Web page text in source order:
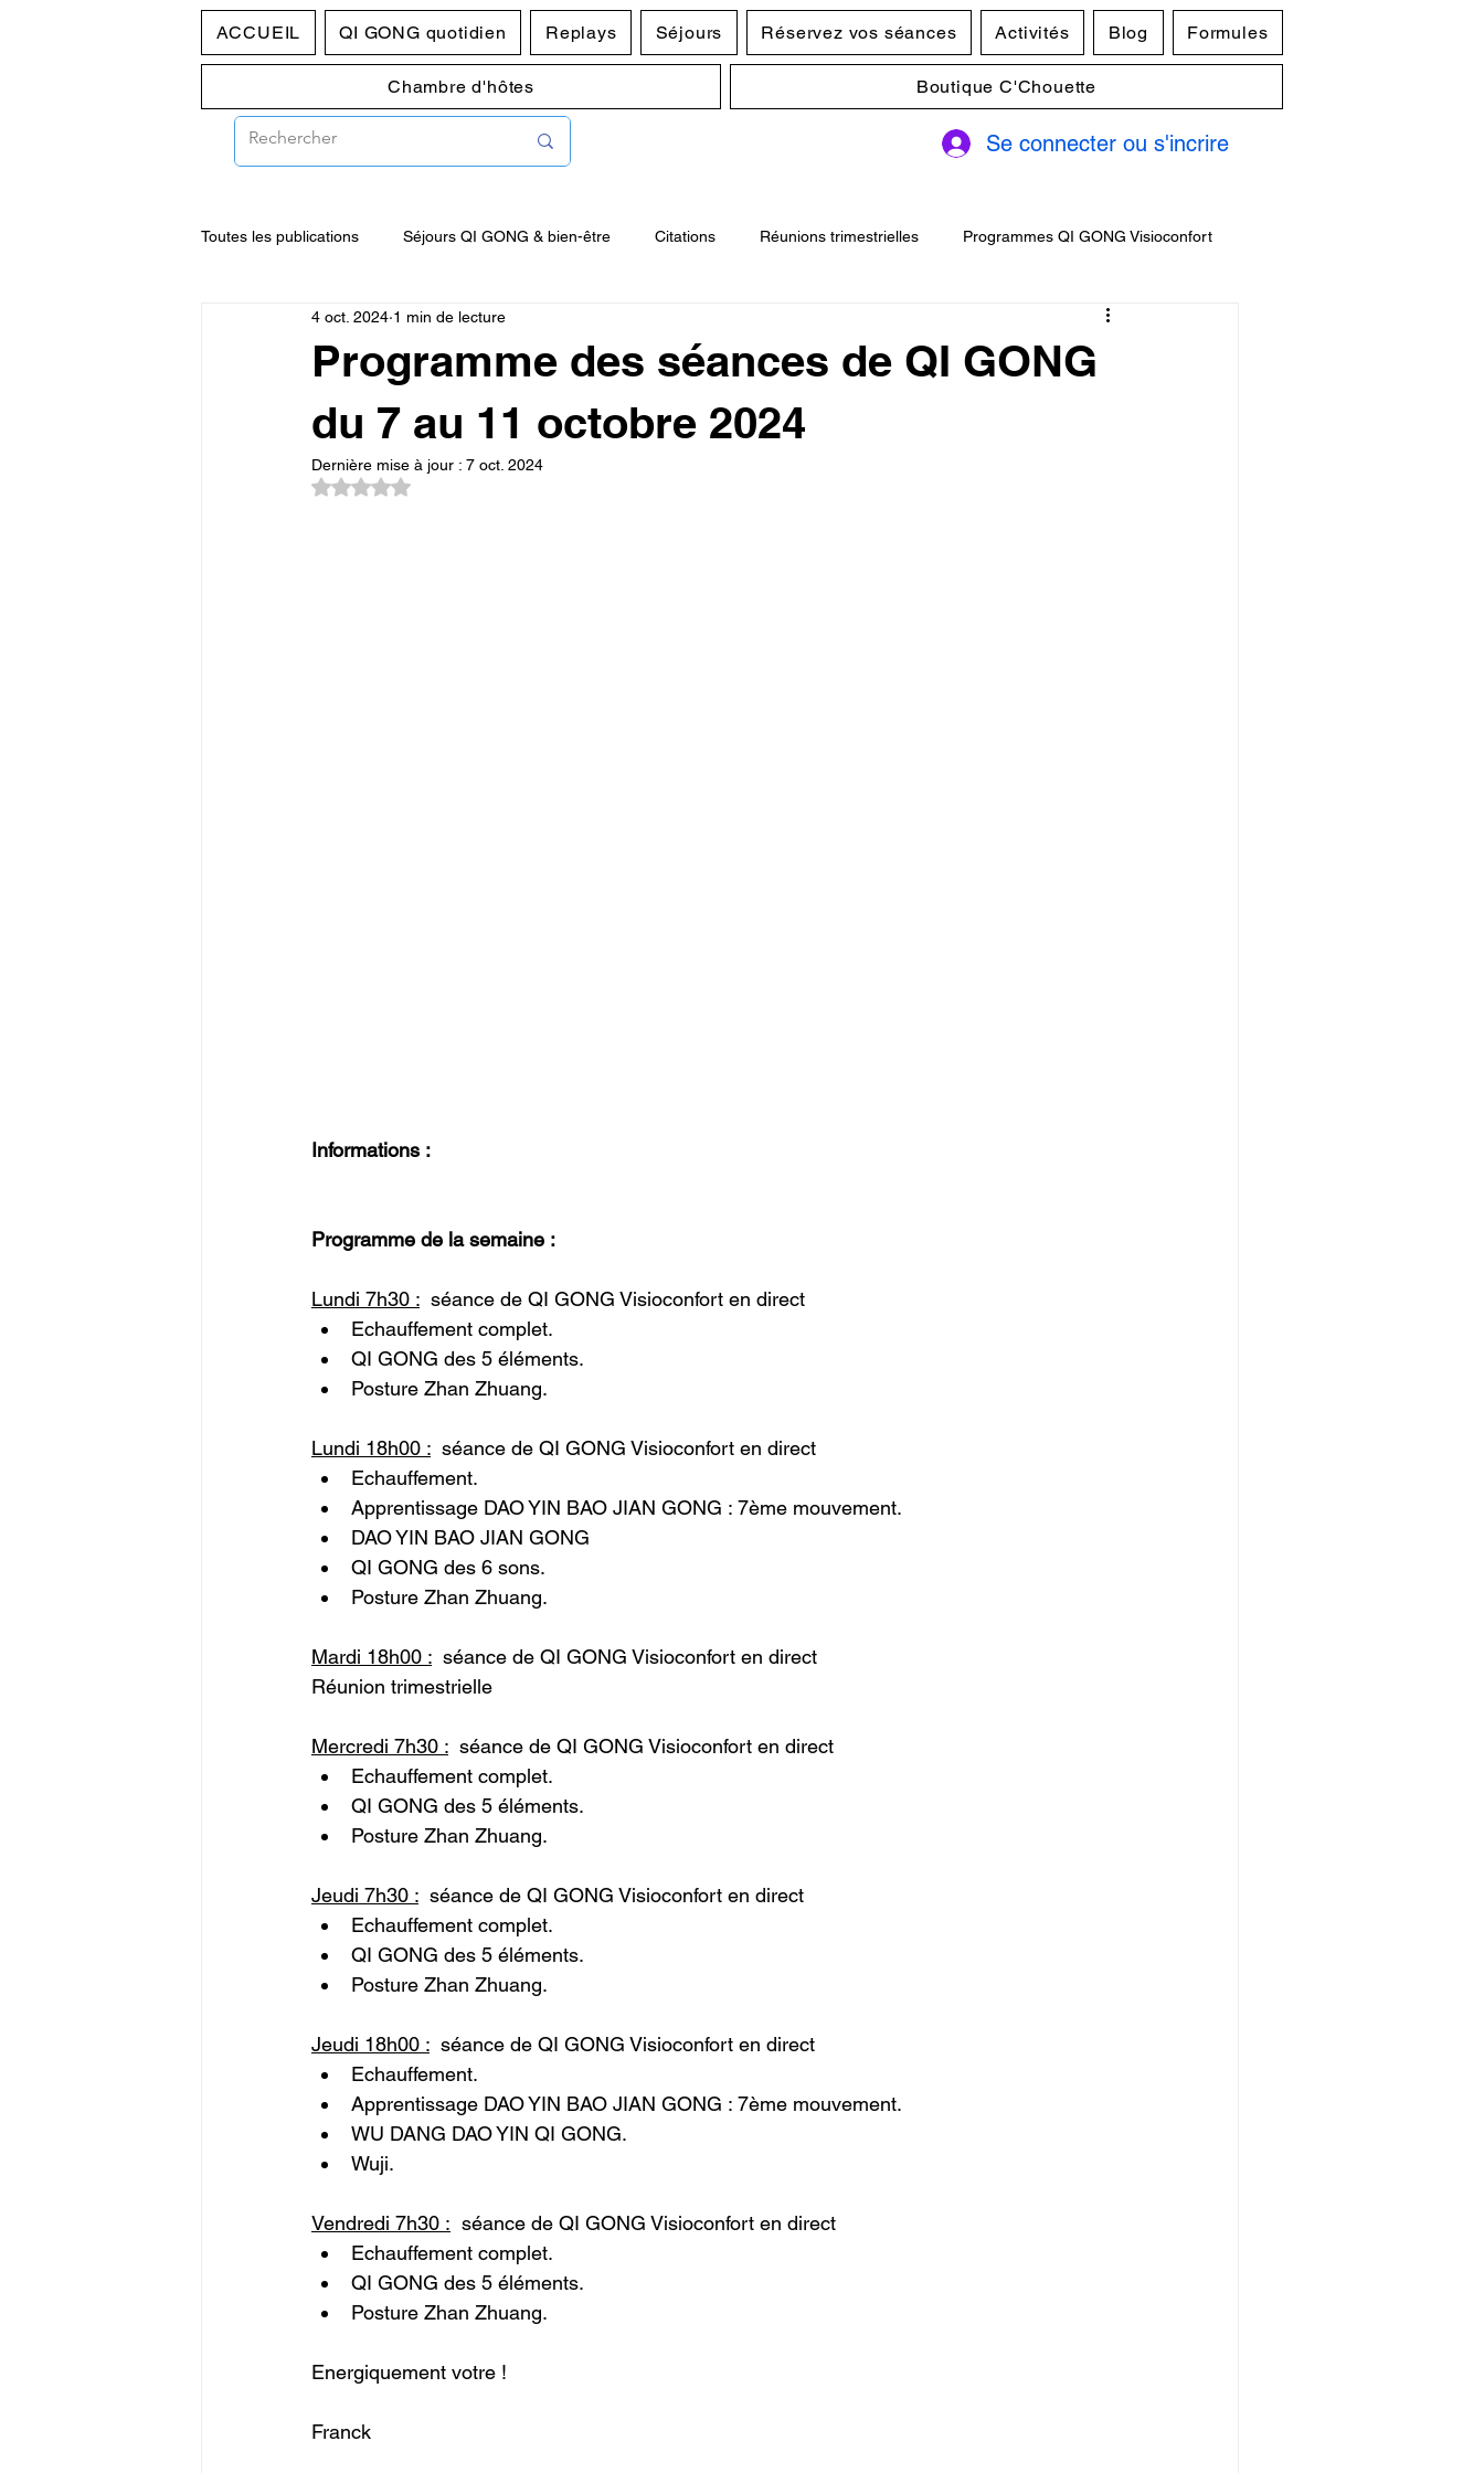
ACCUEIL QI GONG quotidien Replays Séjours Réservez vos séances Activités Blog Formules
Chambre d'hôtes Boutique C'Chouette
Se connecter ou s'incrire
Toutes les publications Séjours QI GONG & bien-être Citations Réunions trimestrielles Programmes QI GONG Visioconfort
Programmes pratique du jeudi 10h00
Programme des séances de QI GONG
du 7 au 11 octobre 2024
4 oct. 2024 1 min de lecture
Dernière mise à jour : 7 oct. 2024
Noté NaN étoiles sur 5.
Informations :
Programme de la semaine :
Lundi 7h30 :
  séance de QI GONG Visioconfort en direct
Echauffement complet.
QI GONG des 5 éléments.
Posture Zhan Zhuang.
Lundi 18h00 :
  séance de QI GONG Visioconfort en direct
Echauffement.
Apprentissage DAO YIN BAO JIAN GONG : 7ème mouvement.
DAO YIN BAO JIAN GONG
QI GONG des 6 sons.
Posture Zhan Zhuang.
Mardi 18h00 :
  séance de QI GONG Visioconfort en direct
Réunion trimestrielle
Mercredi 7h30 :
  séance de QI GONG Visioconfort en direct
Echauffement complet.
QI GONG des 5 éléments.
Posture Zhan Zhuang.
Jeudi 7h30 :
  séance de QI GONG Visioconfort en direct
Echauffement complet.
QI GONG des 5 éléments.
Posture Zhan Zhuang.
Jeudi 18h00 :
  séance de QI GONG Visioconfort en direct
Echauffement.
Apprentissage DAO YIN BAO JIAN GONG : 7ème mouvement.
WU DANG DAO YIN QI GONG.
Wuji.
Vendredi 7h30 : séance de QI GONG Visioconfort en direct
Echauffement complet.
QI GONG des 5 éléments.
Posture Zhan Zhuang.
Energiquement votre !
Franck